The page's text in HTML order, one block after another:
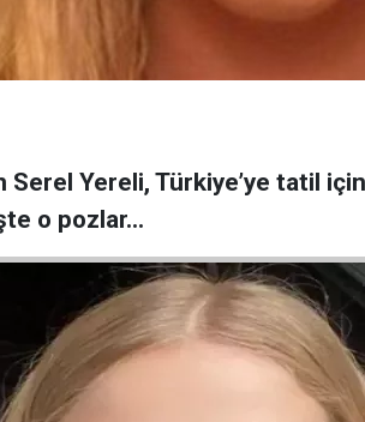
Serel Yereli, Türkiye’ye tatil
o pozlar…